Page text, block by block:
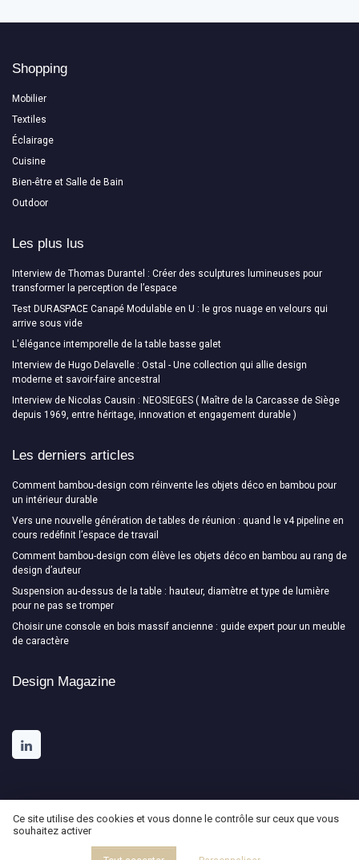
Shopping
Mobilier
Textiles
Éclairage
Cuisine
Bien-être et Salle de Bain
Outdoor
Les plus lus
Interview de Thomas Durantel : Créer des sculptures lumineuses pour
transformer la perception de l’espace
Test DURASPACE Canapé Modulable en U : le gros nuage en velours qui
arrive sous vide
L'élégance intemporelle de la table basse galet
Interview de Hugo Delavelle : Ostal - Une collection qui allie design
moderne et savoir-faire ancestral
Interview de Nicolas Causin : NEOSIEGES ( Maître de la Carcasse de Siège
depuis 1969, entre héritage, innovation et engagement durable )
Les derniers articles
Comment bambou-design com réinvente les objets déco en bambou pour
un intérieur durable
Vers une nouvelle génération de tables de réunion : quand le v4 pipeline en
cours redéfinit l’espace de travail
Comment bambou-design com élève les objets déco en bambou au rang de
design d’auteur
Suspension au-dessus de la table : hauteur, diamètre et type de lumière
pour ne pas se tromper
Choisir une console en bois massif ancienne : guide expert pour un meuble
de caractère
Design Magazine
Mentions légales
Ce site utilise des cookies et vous donne le contrôle sur ceux que vous
souhaitez activer